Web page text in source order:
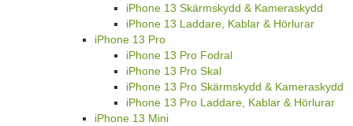
iPhone 13 Skärmskydd & Kameraskydd
iPhone 13 Laddare, Kablar & Hörlurar
iPhone 13 Pro
iPhone 13 Pro Fodral
iPhone 13 Pro Skal
iPhone 13 Pro Skärmskydd & Kameraskydd
iPhone 13 Pro Laddare, Kablar & Hörlurar
iPhone 13 Mini